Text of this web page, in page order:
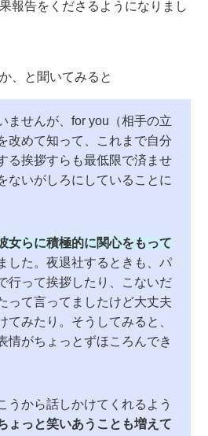
報告をくださるようになりまし
、と聞いてみると
ませんが、for you（相手の立
改めて知って、これまで自分
る挨拶すらも最低限で済ませ
ないがしろにしていることに
女らに積極的に関心をもって
した。夜退社するときも、パ
行って挨拶したり、こないだ
って言ってましたけど大丈夫
てみたり。そうしてみると、
情がちょっとずほころんでき
うから話しかけてくれるよう
ょっと笑いあうことも増えて